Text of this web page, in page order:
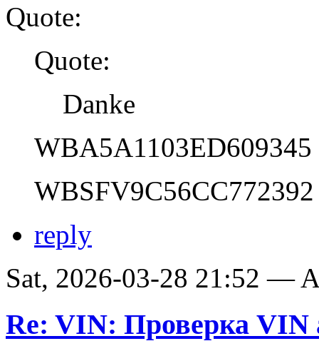
Quote:
Quote:
Danke
WBA5A1103ED609345
WBSFV9C56CC772392
reply
Sat, 2026-03-28 21:52 —
Re: VIN: Проверка VIN